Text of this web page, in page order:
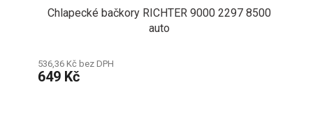
Chlapecké bačkory RICHTER 9000 2297 8500
auto
536,36 Kč bez DPH
649 Kč